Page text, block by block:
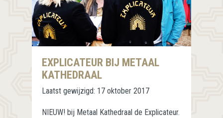
EXPLICATEUR BIJ METAAL
KATHEDRAAL
Laatst gewijzigd: 17 oktober 2017
NIEUW! bij Metaal Kathedraal de Explicateur.